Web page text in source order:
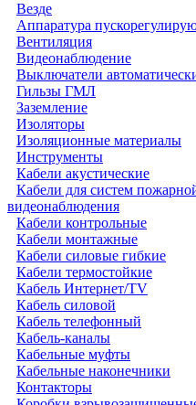
Везде
Аппаратура
Вентиляция
Видеонаблюдение
Выключатели
Гильзы ГМЛ
Заземление
Изоляторы
Изоляционные материалы
Инструменты
Кабели акустические
Кабели для систем
видеонаблюдения
Кабели контрольные
Кабели монтажные
Кабели силовые гибкие
Кабели термостойкие
Кабель Интернет/TV
Кабель силовой
Кабель телефонный
Кабель-каналы
Кабельные муфты
Кабельные наконечники
Контакторы